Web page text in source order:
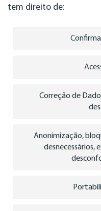
tem direito de:
Correção de
Anonimização,
desnecessários,